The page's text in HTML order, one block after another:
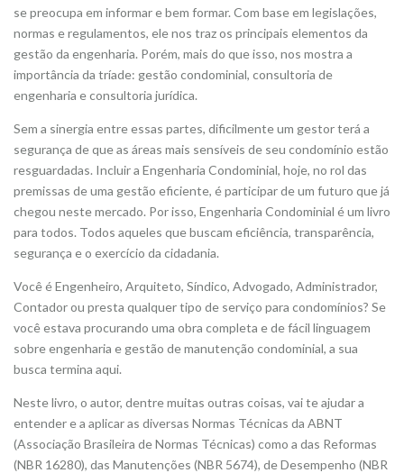
se preocupa em informar e bem formar. Com base em legislações,
normas e regulamentos, ele nos traz os principais elementos da
gestão da engenharia. Porém, mais do que isso, nos mostra a
importância da tríade: gestão condominial, consultoria de
engenharia e consultoria jurídica.
Sem a sinergia entre essas partes, dificilmente um gestor terá a
segurança de que as áreas mais sensíveis de seu condomínio estão
resguardadas. Incluir a Engenharia Condominial, hoje, no rol das
premissas de uma gestão eficiente, é participar de um futuro que já
chegou neste mercado. Por isso, Engenharia Condominial é um livro
para todos. Todos aqueles que buscam eficiência, transparência,
segurança e o exercício da cidadania.
Você é Engenheiro, Arquiteto, Síndico, Advogado, Administrador,
Contador ou presta qualquer tipo de serviço para condomínios? Se
você estava procurando uma obra completa e de fácil linguagem
sobre engenharia e gestão de manutenção condominial, a sua
busca termina aqui.
Neste livro, o autor, dentre muitas outras coisas, vai te ajudar a
entender e a aplicar as diversas Normas Técnicas da ABNT
(Associação Brasileira de Normas Técnicas) como a das Reformas
(NBR 16280), das Manutenções (NBR 5674), de Desempenho (NBR